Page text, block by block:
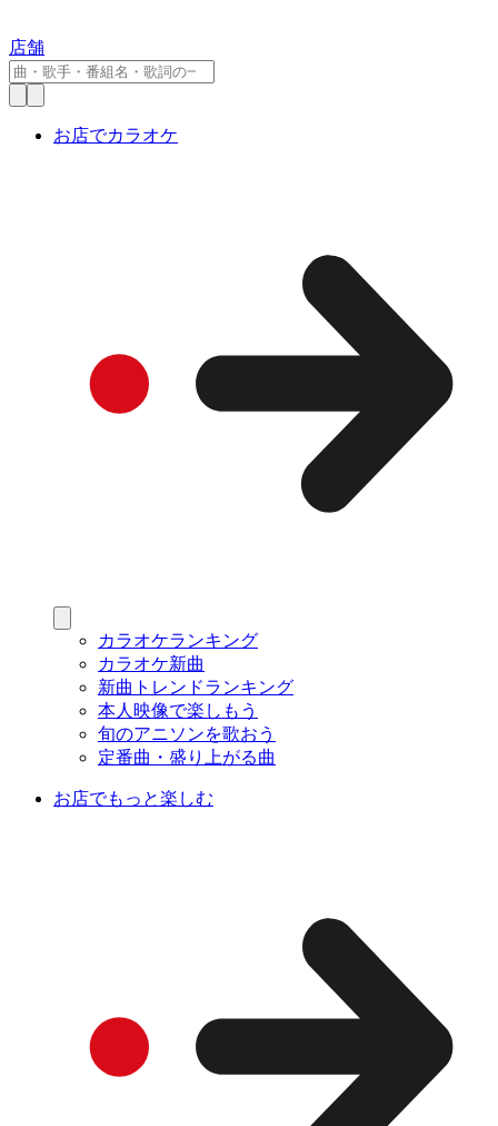
店舗
お店でカラオケ
カラオケランキング
カラオケ新曲
新曲トレンドランキング
本人映像で楽しもう
旬のアニソンを歌おう
定番曲・盛り上がる曲
お店でもっと楽しむ